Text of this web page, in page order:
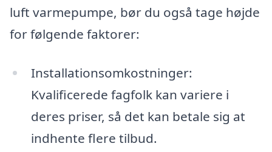
luft varmepumpe, bør du også tage højde
for følgende faktorer:
Installationsomkostninger:
Kvalificerede fagfolk kan variere i
deres priser, så det kan betale sig at
indhente flere tilbud.